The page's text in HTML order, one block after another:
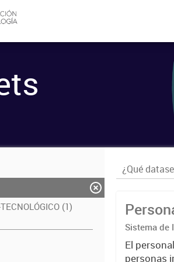
(1)
Sistema de
El
personas